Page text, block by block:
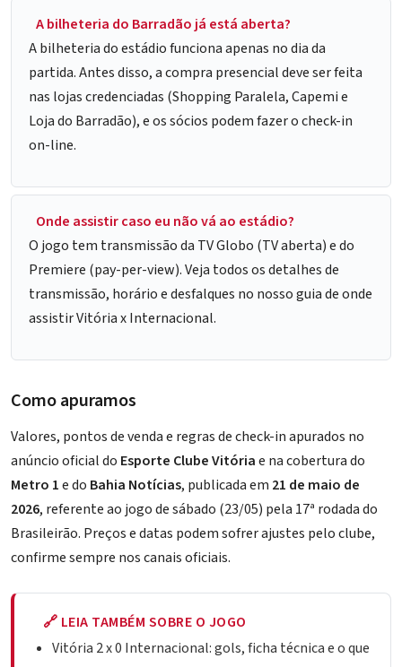
A bilheteria do Barradão já está aberta?
A bilheteria do estádio funciona apenas no dia da
partida. Antes disso, a compra presencial deve ser feita
nas lojas credenciadas (Shopping Paralela, Capemi e
Loja do Barradão), e os sócios podem fazer o check-in
on-line.
Onde assistir caso eu não vá ao estádio?
O jogo tem transmissão da TV Globo (TV aberta) e do
Premiere (pay-per-view). Veja todos os detalhes de
transmissão, horário e desfalques no nosso guia de onde
assistir Vitória x Internacional.
Como apuramos
Valores, pontos de venda e regras de check-in apurados no
anúncio oficial do Esporte Clube Vitóriae na cobertura do
Metro 1e do Bahia Notícias, publicada em 21 de maio de
2026, referente ao jogo de sábado (23/05) pela 17ª rodada do
Brasileirão. Preços e datas podem sofrer ajustes pelo clube,
confirme sempre nos canais oficiais.
🔗 LEIA TAMBÉM SOBRE O JOGO
Vitória 2 x 0 Internacional: gols, ficha técnica e o que